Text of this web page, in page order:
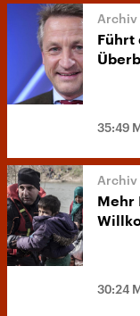
Führt
35:49
Mehr
30:24